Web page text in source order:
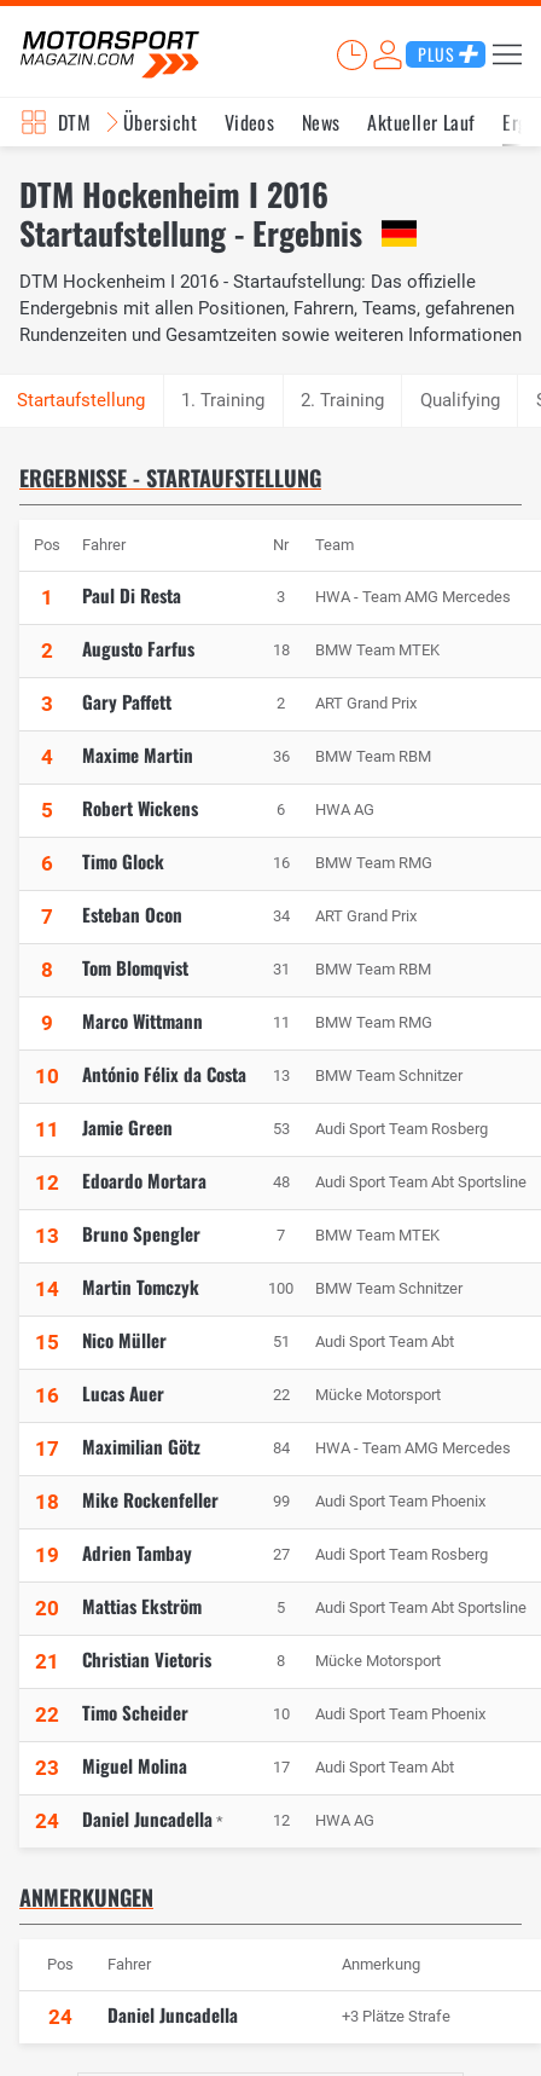
PLUS
DTM Übersicht Videos News Aktueller Lauf
DTM Hockenheim I 2016
Startaufstellung - Ergebnis
DTM Hockenheim I 2016 - Startaufstellung: Das offizielle
Endergebnis mit allen Positionen, Fahrern, Teams, gefahrenen
Rundenzeiten und Gesamtzeiten sowie weiteren Informationen
1. Training 2. Training Qualifying
ERGEBNISSE - STARTAUFSTELLUNG
Pos Fahrer Nr Team
1 Paul Di Resta 3 HWA - Team AMG Mercedes
2 Augusto Farfus 18 BMW Team MTEK
3 Gary Paffett 2 ART Grand Prix
4 Maxime Martin 36 BMW Team RBM
5 Robert Wickens 6 HWA AG
6 Timo Glock 16 BMW Team RMG
7 Esteban Ocon 34 ART Grand Prix
8 Tom Blomqvist 31 BMW Team RBM
9 Marco Wittmann 11 BMW Team RMG
10 António Félix da Costa 13 BMW Team Schnitzer
11 Jamie Green 53 Audi Sport Team Rosberg
12 Edoardo Mortara 48 Audi Sport Team Abt Sportsline
13 Bruno Spengler 7 BMW Team MTEK
14 Martin Tomczyk 100 BMW Team Schnitzer
15 Nico Müller 51 Audi Sport Team Abt
16 Lucas Auer 22 Mücke Motorsport
17 Maximilian Götz 84 HWA - Team AMG Mercedes
18 Mike Rockenfeller 99 Audi Sport Team Phoenix
19 Adrien Tambay 27 Audi Sport Team Rosberg
20 Mattias Ekström 5 Audi Sport Team Abt Sportsline
21 Christian Vietoris 8 Mücke Motorsport
22 Timo Scheider 10 Audi Sport Team Phoenix
23 Miguel Molina 17 Audi Sport Team Abt
24 Daniel Juncadella * 12 HWA AG
ANMERKUNGEN
Pos Fahrer Anmerkung
24 Daniel Juncadella +3 Plätze Strafe